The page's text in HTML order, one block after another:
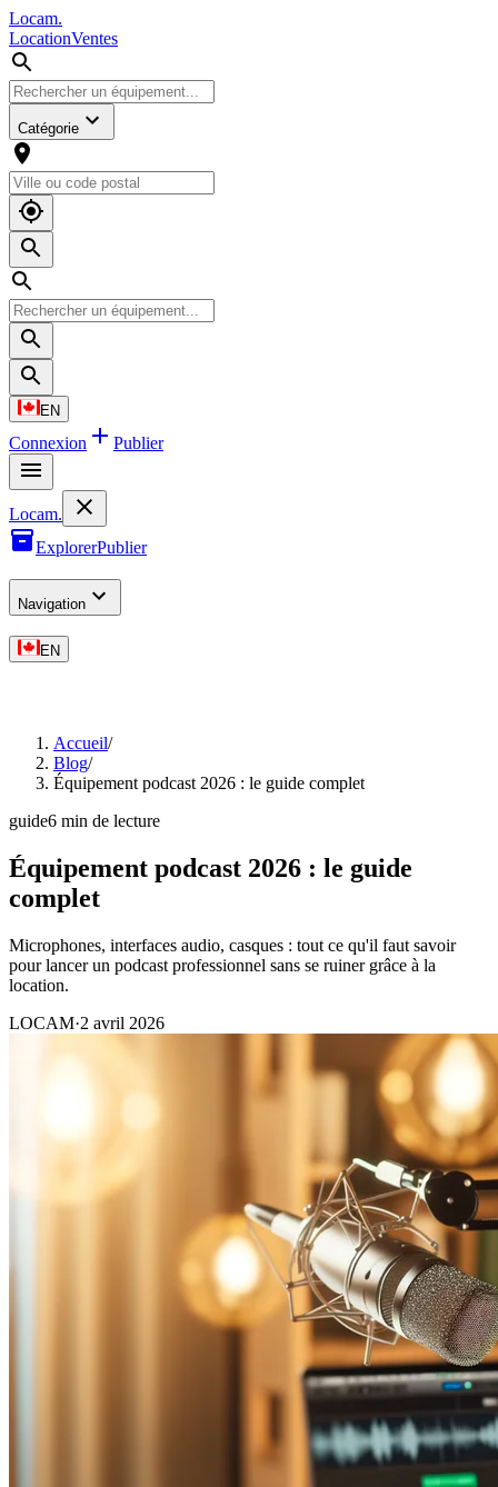
Locam.
LocationVentes
Catégorie
EN
Connexion Publier
Locam.
ExplorerPublier
Navigation
EN
Accueil/
Blog/
Équipement podcast 2026 : le guide complet
guide6 min de lecture
Équipement podcast 2026 : le guide
complet
Microphones, interfaces audio, casques : tout ce qu'il faut savoir
pour lancer un podcast professionnel sans se ruiner grâce à la
location.
LOCAM·2 avril 2026